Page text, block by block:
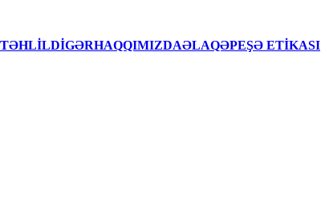
ETİKASI